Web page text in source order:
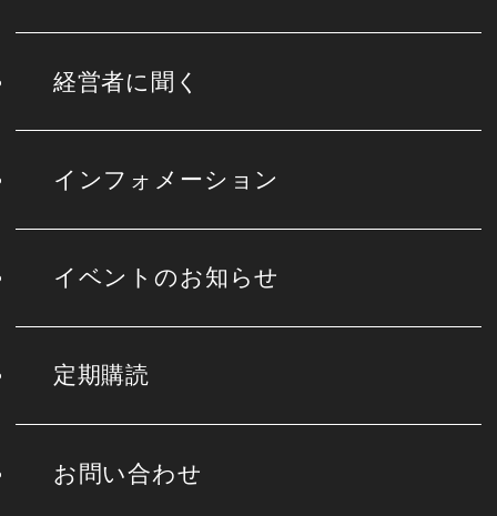
経営者に聞く
インフォメーション
イベントのお知らせ
定期購読
お問い合わせ